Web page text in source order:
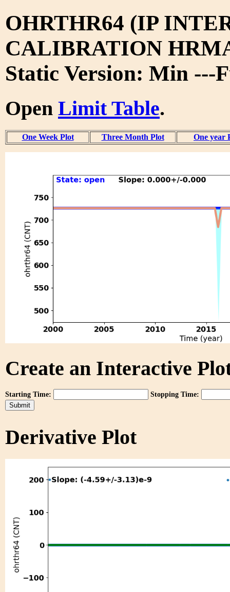
OHRTHR64 (IP
CALIBRATION
Static Version: Min ---
Open Limit Table.
One Week Plot Three Month Plot One year
Create an Interactive
Starting Time: Stopping Time:
Derivative Plot